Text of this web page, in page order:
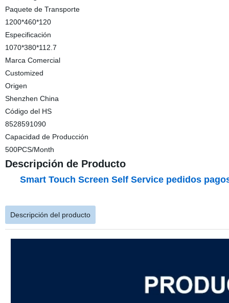
Paquete de Transporte
1200*460*120
Especificación
1070*380*112.7
Marca Comercial
Customized
Origen
Shenzhen China
Código del HS
8528591090
Capacidad de Producción
500PCS/Month
Descripción de Producto
Smart Touch Screen Self Service pedidos
Descripción del producto